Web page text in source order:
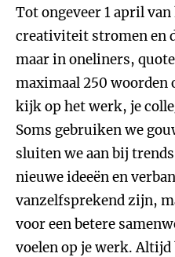
Tot ongeveer 1 april
creativiteit stromen en
maar in oneliners,
maximaal 250 woorden
kijk op het werk, je
Soms gebruiken we
sluiten we aan bij
nieuwe ideeën en
vanzelfsprekend zijn,
voor een betere
voelen op je werk.